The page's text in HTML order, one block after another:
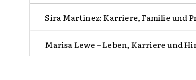
Sira Martínez: Karriere, Familie und
Marisa Lewe – Leben, Karriere und